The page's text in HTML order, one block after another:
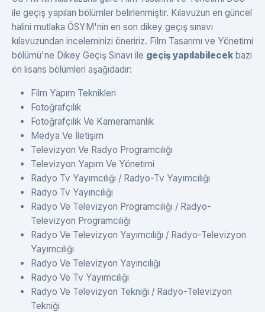
ile geçiş yapılan bölümler belirlenmiştir. Kılavuzun en güncel
halini mutlaka ÖSYM'nin en son dikey geçiş sınavı
kılavuzundan inceleminizi öneririz. Film Tasarımı ve Yönetimi
bölümü'ne Dikey Geçiş Sınavı ile geçiş yapılabilecek bazı
ön lisans bölümleri aşağıdadır:
Film Yapım Teknikleri
Fotoğrafçılık
Fotoğrafçılık Ve Kameramanlık
Medya Ve İletişim
Televizyon Ve Radyo Programcılığı
Televizyon Yapım Ve Yönetimi
Radyo Tv Yayımcılığı / Radyo-Tv Yayımcılığı
Radyo Tv Yayıncılığı
Radyo Ve Televizyon Programcılığı / Radyo-
Televizyon Programcılığı
Radyo Ve Televizyon Yayımcılığı / Radyo-Televizyon
Yayımcılığı
Radyo Ve Televizyon Yayıncılığı
Radyo Ve Tv Yayımcılığı
Radyo Ve Televizyon Tekniği / Radyo-Televizyon
Tekniği